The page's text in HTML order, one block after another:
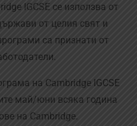
IGCSE се използва от
от целия свят и
са признати от
на Cambridge IGCSE
май/юни всяка година
на Cambridge.